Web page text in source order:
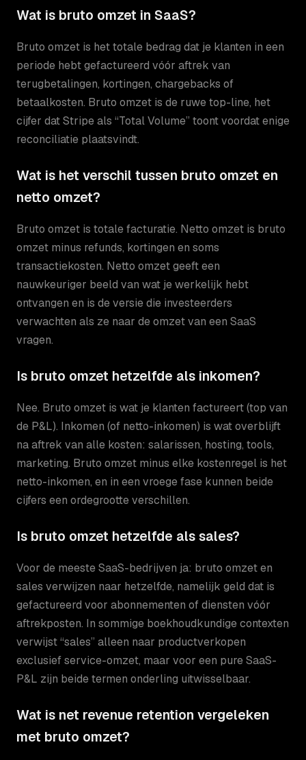
Wat is bruto omzet in SaaS?
Bruto omzet is het totale bedrag dat je klanten in een
periode hebt gefactureerd vóór aftrek van
terugbetalingen, kortingen, chargebacks of
betaalkosten. Bruto omzet is de ruwe top-line, het
cijfer dat Stripe als “Total Volume” toont voordat enige
reconciliatie plaatsvindt.
Wat is het verschil tussen bruto omzet en
netto omzet?
Bruto omzet is totale facturatie. Netto omzet is bruto
omzet minus refunds, kortingen en soms
transactiekosten. Netto omzet geeft een
nauwkeuriger beeld van wat je werkelijk hebt
ontvangen en is de versie die investeerders
verwachten als ze naar de omzet van een SaaS
vragen.
Is bruto omzet hetzelfde als inkomen?
Nee. Bruto omzet is wat je klanten factureert (top van
de P&L). Inkomen (of netto-inkomen) is wat overblijft
na aftrek van alle kosten: salarissen, hosting, tools,
marketing. Bruto omzet minus elke kostenregel is het
netto-inkomen, en in een vroege fase kunnen beide
cijfers een ordegrootte verschillen.
Is bruto omzet hetzelfde als sales?
Voor de meeste SaaS-bedrijven ja: bruto omzet en
sales verwijzen naar hetzelfde, namelijk geld dat is
gefactureerd voor abonnementen of diensten vóór
aftrekposten. In sommige boekhoudkundige contexten
verwijst “sales” alleen naar productverkopen
exclusief service-omzet, maar voor een pure SaaS-
P&L zijn beide termen onderling uitwisselbaar.
Wat is net revenue retention vergeleken
met bruto omzet?